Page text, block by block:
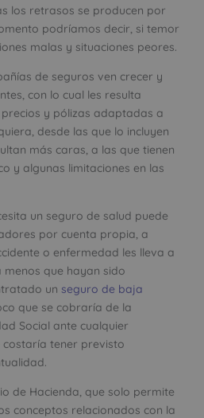
los retrasos se producen por
podríamos decir, si temor
malas y situaciones peores.
de seguros ven crecer y
con lo cual les resulta
y pólizas adaptadas a
desde las que lo incluyen
más caras, a las que tienen
y algunas limitaciones en las
un seguro de salud puede
por cuenta propia, a
o enfermedad les lleva a
menos que hayan sido
un seguro de baja
que se cobraría de la
Social ante cualquier
tener previsto
de Hacienda, que solo permite
conceptos relacionados con la